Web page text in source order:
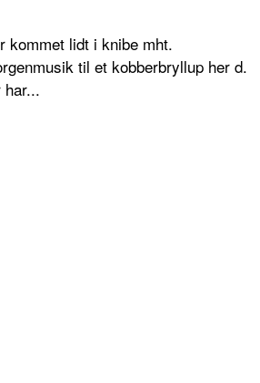
kommet lidt i knibe mht.
til et kobberbryllup her d.